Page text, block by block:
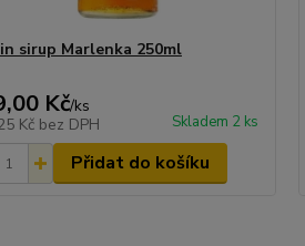
sirup Marlenka 250ml
Kč/ks
Kč bez DPH Skladem 2 ks
Přidat do košíku